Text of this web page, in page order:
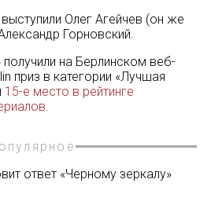
Олег Агейчев (он же
Горновский.
на Берлинском веб-
приз в категории «Лучшая
15-е место в рейтинге
.
ответ «Черному зеркалу»